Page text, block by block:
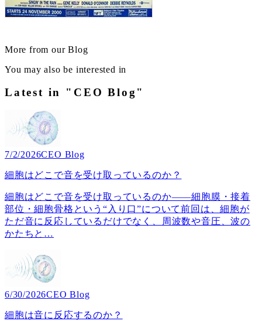
More from our Blog
You may also be interested in
Latest in "CEO Blog"
7/2/2026CEO Blog
細胞はどこで音を受け取っているのか？
細胞はどこで音を受け取っているのか――細胞膜・接着
部位・細胞骨格という“入り口”について前回は、細胞が
ただ音に反応しているだけでなく、周波数や音圧、波の
かたちと …
6/30/2026CEO Blog
細胞は音に反応するのか？